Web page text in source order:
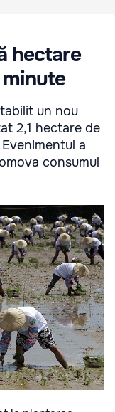
hectare
un nou
2,1 hectare de
a
consumul